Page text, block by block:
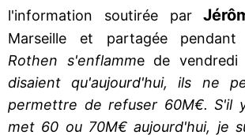
l'information soutirée par
Marseille et partagée pendant
Rothen s'enflamme de vendredi
disaient qu'aujourd'hui, ils ne
permettre de refuser 60M€. S'il
met 60 ou 70M€ aujourd'hui, je